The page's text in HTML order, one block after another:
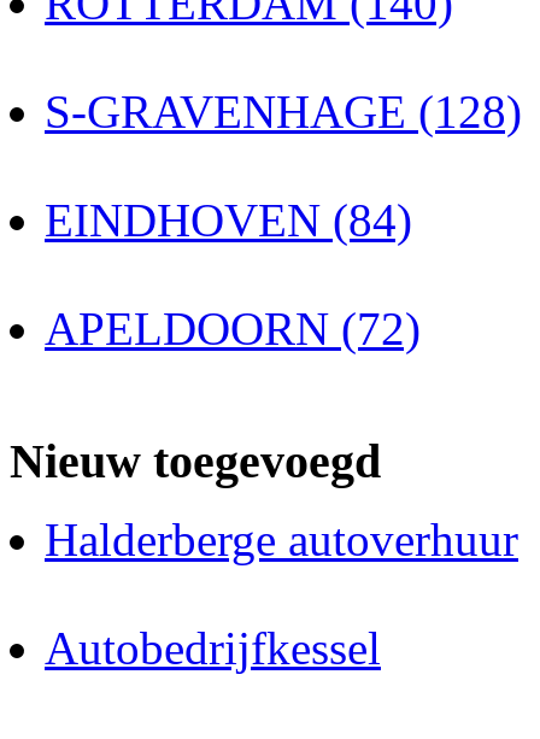
S-GRAVENHAGE (128)
EINDHOVEN (84)
APELDOORN (72)
Nieuw toegevoegd
Halderberge autoverhuur
Autobedrijfkessel